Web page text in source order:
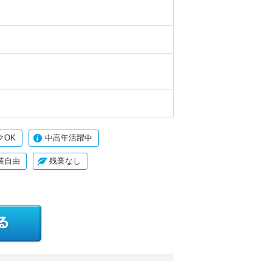
OK 中高年活躍中
自由 残業なし